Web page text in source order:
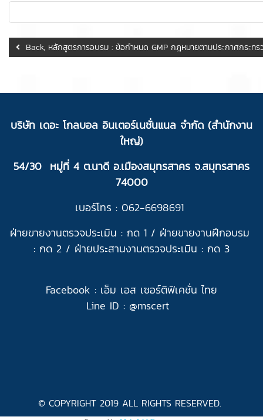
Back, หลักสูตรการอบรม : ข้อกำหนด GMP กฎหมายตามประกาศกระท
บริษัท เดอะ โกลบอล อินเตอร์เนชั่นแนล จำกัด (สำนักงาน
ใหญ่)
54/30 หมู่ที่ 4 ต.นาดี อ.เมืองสมุทรสาคร จ.สมุทรสาคร
74000
เบอร์โทร : 062-6698691
ฝ่ายขายงานตรวจประเมิน : กด 1 / ฝ่ายขายงานฝึกอบรม
: กด 2 / ฝ่ายประสานงานตรวจประเมิน : กด 3
Facebook : เอ็ม เอส เซอร์ติฟิเคชั่น ไทย
Line ID : @mscert
© COPYRIGHT 2019 ALL RIGHTS RESERVED.